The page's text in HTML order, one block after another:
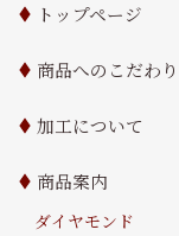
トップページ
商品へのこだわり
加工について
商品案内
ダイヤモンド